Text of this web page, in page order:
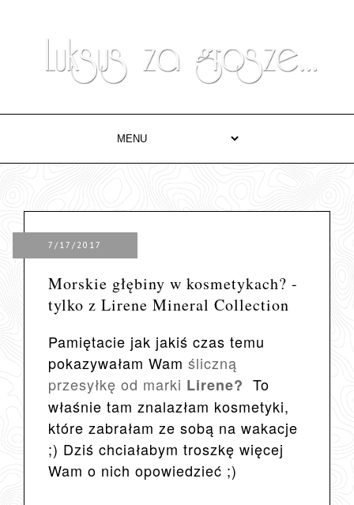
7/17/2017
Morskie głębiny w kosmetykach? -
tylko z Lirene Mineral Collection
Pamiętacie jak jakiś czas temu
pokazywałam Wamśliczną
przesyłkę od marki Lirene? To
właśnie tam znalazłam kosmetyki,
które zabrałam ze sobą na wakacje
;) Dziś chciałabym troszkę więcej
Wam o nich opowiedzieć ;)